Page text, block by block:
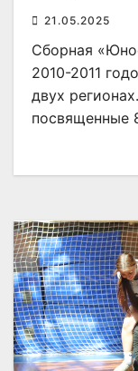
21.05.2025
Сборная
2010-2011
двух
посвященные